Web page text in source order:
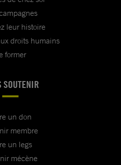
leur histoire
droits humains
former
SOUTENIR
un don
membre
un legs
mécène